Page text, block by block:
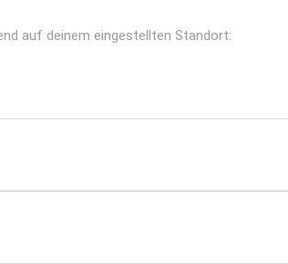
auf deinem eingestellten Standort: